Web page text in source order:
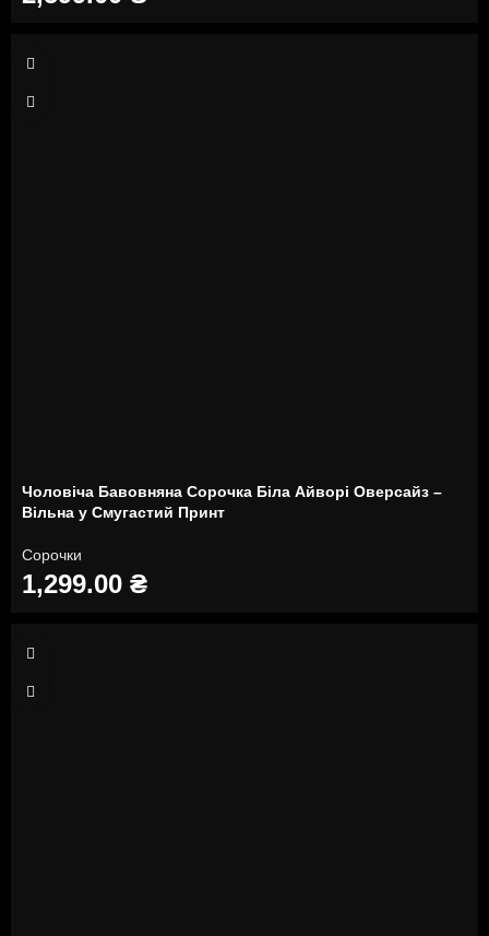
S
XXL
Чоловіча Бавовняна Сорочка Біла Айворі Оверсайз –
Вільна у Смугастий Принт
Сорочки
1,299.00 ₴
L
XL